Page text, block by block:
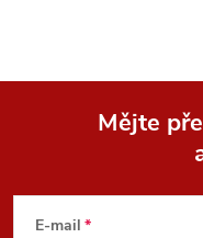
p
Mějte
E-mail